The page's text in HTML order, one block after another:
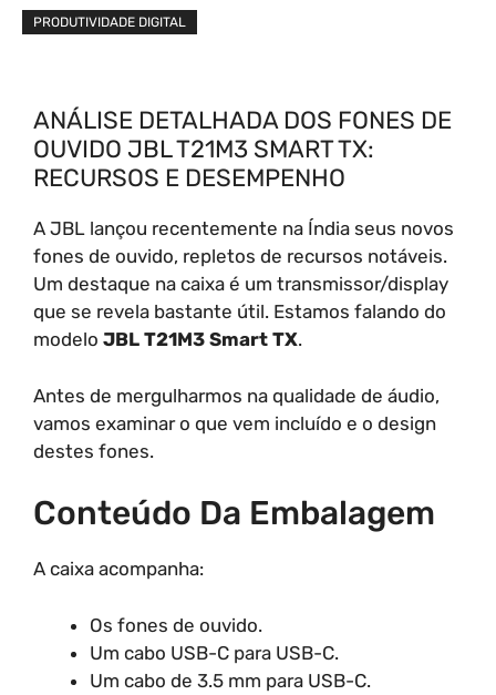
PRODUTIVIDADE DIGITAL
ANÁLISE DETALHADA DOS FONES DE
OUVIDO JBL T21M3 SMART TX:
RECURSOS E DESEMPENHO
A JBL lançou recentemente na Índia seus novos
fones de ouvido, repletos de recursos notáveis.
Um destaque na caixa é um transmissor/display
que se revela bastante útil. Estamos falando do
modelo JBL T21M3 Smart TX.
Antes de mergulharmos na qualidade de áudio,
vamos examinar o que vem incluído e o design
destes fones.
Conteúdo Da Embalagem
A caixa acompanha:
Os fones de ouvido.
Um cabo USB-C para USB-C.
Um cabo de 3.5 mm para USB-C.